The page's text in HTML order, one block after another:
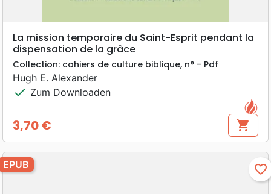
La mission temporaire du Saint-Esprit pendant la
dispensation de la grâce
Collection: cahiers de culture biblique, n° - Pdf
Hugh E. Alexander
check Zum Downloaden
Preis
3,70 € shopping_cart
EPUB favorite_border